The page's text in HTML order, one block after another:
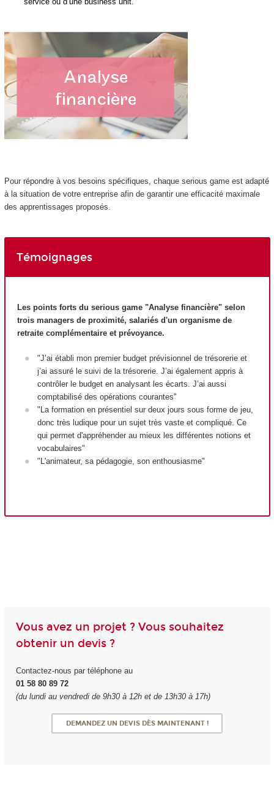
Pour répondre à vos besoins spécifiques, chaque serious game est adapté
à la situation de votre entreprise afin de garantir une efficacité maximale
des apprentissages proposés.
Témoignages
Les points forts du serious game "Analyse financière" selon
trois managers de proximité, salariés d'un organisme de
retraite complémentaire et prévoyance.
"J’ai établi mon premier budget prévisionnel de trésorerie et
j’ai assuré le suivi de la trésorerie. J’ai également appris à
contrôler le budget en analysant les écarts. J’ai aussi
comptabilisé des opérations courantes"
"La formation en présentiel sur deux jours sous forme de jeu,
donc très ludique pour un sujet très vaste et compliqué. Ce
qui permet d'appréhender au mieux les différentes notions et
vocabulaires"
"L'animateur, sa pédagogie, son enthousiasme"
Vous avez un projet ? Vous souhaitez
obtenir un devis ?
Contactez-nous par téléphone au
01 58 80 89 72
(du lundi au vendredi de 9h30 à 12h et de 13h30 à 17h)
DEMANDEZ UN DEVIS DÈS MAINTENANT !